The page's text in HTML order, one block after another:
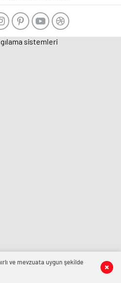
ve mevzuata uygun şekilde
sistemleri